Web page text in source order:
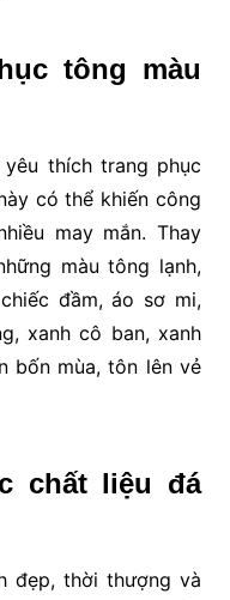
tông màu
thích trang phục
có thể khiến công
may mắn. Thay
màu tông lạnh,
đầm, áo sơ mi,
xanh cô ban, xanh
bốn mùa, tôn lên vẻ
chất liệu đá
đẹp, thời thượng và